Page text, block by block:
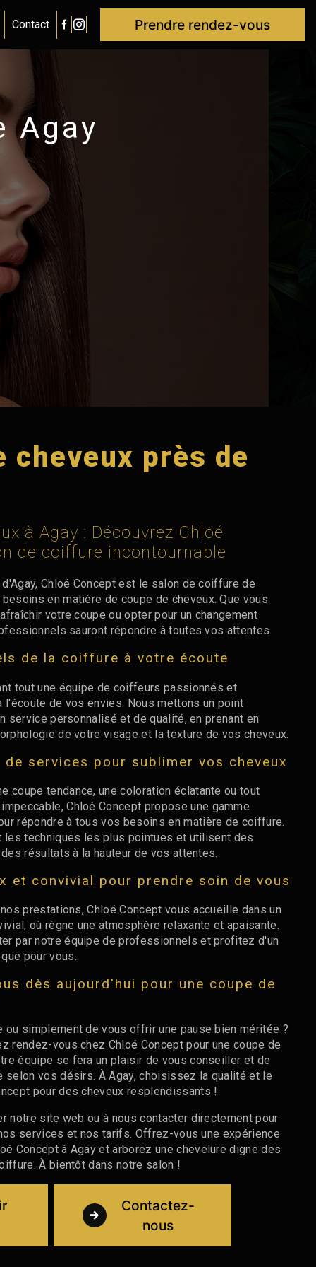
Contact Prendre rendez-vous
Agay
cheveux près de
à Agay : Découvrez Chloé
de coiffure incontournable
Chloé Concept est le salon de coiffure de
en matière de coupe de cheveux. Que vous
votre coupe ou opter pour un changement
sauront répondre à toutes vos attentes.
de la coiffure à votre écoute
tout une équipe de coiffeurs passionnés et
l'écoute de vos envies. Nous mettons un point
service personnalisé et de qualité, en prenant en
de votre visage et la texture de vos cheveux.
de services pour sublimer vos cheveux
coupe tendance, une coloration éclatante ou tout
Chloé Concept propose une gamme
répondre à tous vos besoins en matière de coiffure.
techniques les plus pointues et utilisent des
résultats à la hauteur de vos attentes.
et convivial pour prendre soin de vous
prestations, Chloé Concept vous accueille dans un
où règne une atmosphère relaxante et apaisante.
par notre équipe de professionnels et profitez d'un
pour vous.
dès aujourd'hui pour une coupe de
ou simplement de vous offrir une pause bien méritée ?
rendez-vous chez Chloé Concept pour une coupe de
équipe se fera un plaisir de vous conseiller et de
selon vos désirs. À Agay, choisissez la qualité et le
pour des cheveux resplendissants !
notre site web ou à nous contacter directement pour
services et nos tarifs. Offrez-vous une expérience
Concept à Agay et arborez une chevelure digne des
À bientôt dans notre salon !
Contactez-
nous